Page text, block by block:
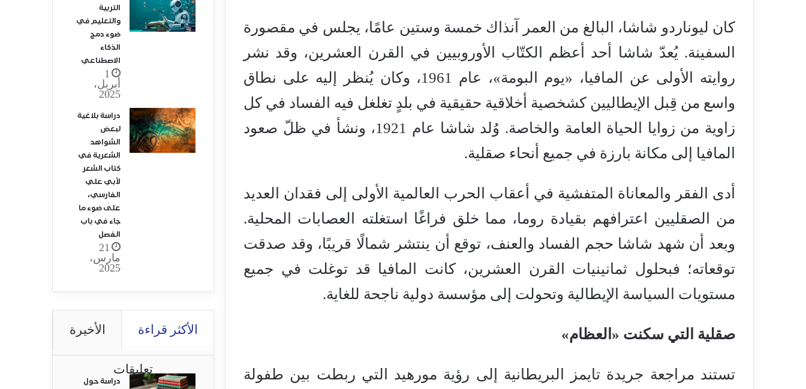
كان ليوناردو شاشا، البالغ من العمر آنذاك خمسة وستين عامًا، يجلس في مقصورة
السفينة. يُعدّ شاشا أحد أعظم الكتّاب الأوروبيين في القرن العشرين، وقد نشر
روايته الأولى عن المافيا، «يوم البومة»، عام 1961، وكان يُنظر إليه على نطاق
واسع من قِبل الإيطاليين كشخصية أخلاقية حقيقية في بلدٍ تغلغل فيه الفساد في كل
زاوية من زوايا الحياة العامة والخاصة. وُلد شاشا عام 1921، ونشأ في ظلّ صعود
المافيا إلى مكانة بارزة في جميع أنحاء صقلية.
أدى الفقر والمعاناة المتفشية في أعقاب الحرب العالمية الأولى إلى فقدان العديد
من الصقليين اعترافهم بقيادة روما، مما خلق فراغًا استغلته العصابات المحلية.
وبعد أن شهد شاشا حجم الفساد والعنف، توقع أن ينتشر شمالًا قريبًا، وقد صدقت
توقعاته؛ فبحلول ثمانينيات القرن العشرين، كانت المافيا قد توغلت في جميع
مستويات السياسة الإيطالية وتحولت إلى مؤسسة دولية ناجحة للغاية.
صقلية التي سكنت «العظام»
تستند مراجعة جريدة تايمز البريطانية إلى رؤية مورهيد التي ربطت بين طفولة
التربية
والتعليم في
ضوء دمج
الذكاء
الاصطناعي
1
أبريل،
2025
دراسة بلاغية
لبعض
الشواهد
الشعرية في
كتاب الشعر
لأبي علي
الفارسي،
على ضوء ما
جاء في باب
الفصل
21
مارس،
2025
الأكثر قراءة الأخيرة
تعليقات
دراسة حول